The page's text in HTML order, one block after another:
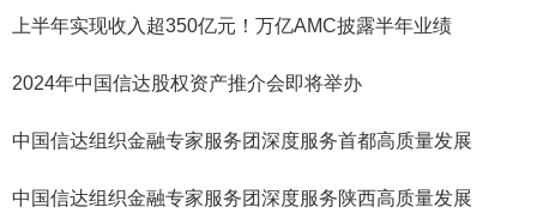
上半年实现收入超350亿元！万亿AMC披露半年业绩
2024年中国信达股权资产推介会即将举办
中国信达组织金融专家服务团深度服务首都高质量发展
中国信达组织金融专家服务团深度服务陕西高质量发展